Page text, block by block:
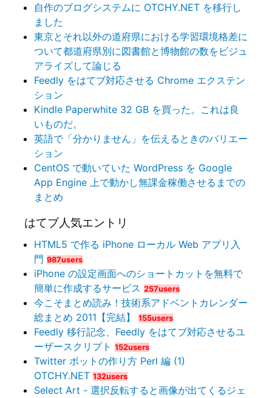
自作のブログシステムに OTCHY.NET を移行し
ました
東京とそれ以外の道府県における学習環境格差に
ついて都道府県別に図書館と博物館の数をビジュ
アライズして論じる
Feedly をはてブ対応させる Chrome エクステン
ション
Kindle Paperwhite 32 GB を買った。これは良
いものだ。
英語で「分かりません」を伝えるときのバリエー
ション
CentOS で動いていた WordPress を Google
App Engine 上で動かし無課金稼働させるまでの
まとめ
はてブ人気エントリ
HTML5 で作る iPhone ローカル Web アプリ入
門 987users
iPhone の設定画面へのショートカットを無料で
簡単に作成するサービス 257users
今こそまとめ読み！技術系アドベントカレンダー
総まとめ 2011【完結】
155users
Feedly 移行記念、Feedly をはてブ対応させるユ
ーザースクリプト 152users
Twitter ボットの作り方 Perl 編 (1)
OTCHY.NET 132users
Select Art - 選択反転すると画像が出てくるジェ